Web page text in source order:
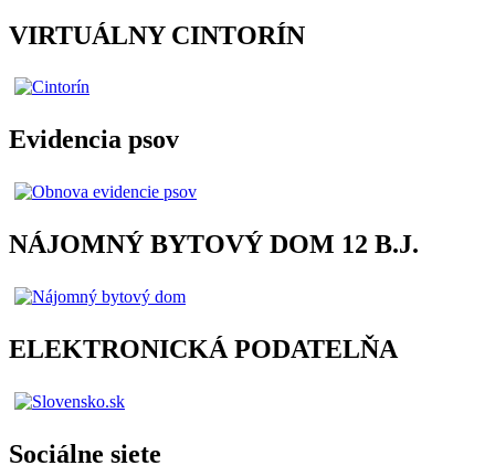
VIRTUÁLNY CINTORÍN
Evidencia psov
NÁJOMNÝ BYTOVÝ DOM 12 B.J.
ELEKTRONICKÁ PODATELŇA
Sociálne siete